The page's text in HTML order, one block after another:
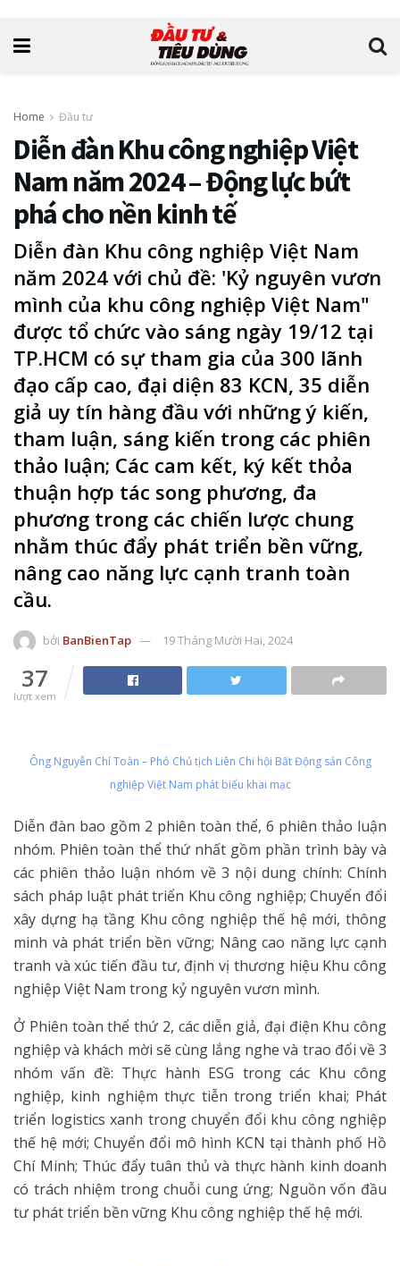
Home Đầu tư
Diễn đàn Khu công nghiệp Việt
Nam năm 2024 – Động lực bứt
phá cho nền kinh tế
Diễn đàn Khu công nghiệp Việt Nam
năm 2024 với chủ đề: 'Kỷ nguyên vươn
mình của khu công nghiệp Việt Nam"
được tổ chức vào sáng ngày 19/12 tại
TP.HCM có sự tham gia của 300 lãnh
đạo cấp cao, đại diện 83 KCN, 35 diễn
giả uy tín hàng đầu với những ý kiến,
tham luận, sáng kiến trong các phiên
thảo luận; Các cam kết, ký kết thỏa
thuận hợp tác song phương, đa
phương trong các chiến lược chung
nhằm thúc đẩy phát triển bền vững,
nâng cao năng lực cạnh tranh toàn
cầu.
bởi BanBienTap 19 Tháng Mười Hai, 2024
37
lượt xem
Ông Nguyễn Chí Toàn – Phó Chủ tịch Liên Chi hội Bất Động sản Công
nghiệp Việt Nam phát biểu khai mạc
Diễn đàn bao gồm 2 phiên toàn thể, 6 phiên thảo luận
nhóm. Phiên toàn thể thứ nhất gồm phần trình bày và
các phiên thảo luận nhóm về 3 nội dung chính: Chính
sách pháp luật phát triển Khu công nghiệp; Chuyển đổi
xây dựng hạ tầng Khu công nghiệp thế hệ mới, thông
minh và phát triển bền vững; Nâng cao năng lực cạnh
tranh và xúc tiến đầu tư, định vị thương hiệu Khu công
nghiệp Việt Nam trong kỷ nguyên vươn mình.
Ở Phiên toàn thể thứ 2, các diễn giả, đại điện Khu công
nghiệp và khách mời sẽ cùng lắng nghe và trao đổi về 3
nhóm vấn đề: Thực hành ESG trong các Khu công
nghiệp, kinh nghiệm thực tiễn trong triển khai; Phát
triển logistics xanh trong chuyển đổi khu công nghiệp
thế hệ mới; Chuyển đổi mô hình KCN tại thành phố Hồ
Chí Minh; Thúc đẩy tuân thủ và thực hành kinh doanh
có trách nhiệm trong chuỗi cung ứng; Nguồn vốn đầu
tư phát triển bền vững Khu công nghiệp thế hệ mới.